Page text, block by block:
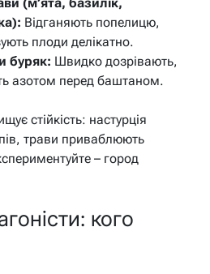
Відганяють попелицю,
плоди делікатно.
буряк: Швидко дозрівають,
азотом перед баштаном.
стійкість: настурція
трави приваблюють
– город
кого